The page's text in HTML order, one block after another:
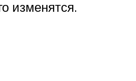
изменятся.